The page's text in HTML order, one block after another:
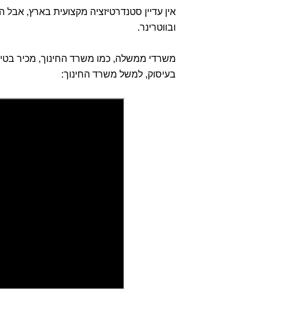
אין עדיין סטנדרטיזציה מקצועית בארץ,
ובווטרינר.
משרדי ממשלה, כמו משרד החינוך, מכיר
בעיסוק, למשל משרד החינוך: